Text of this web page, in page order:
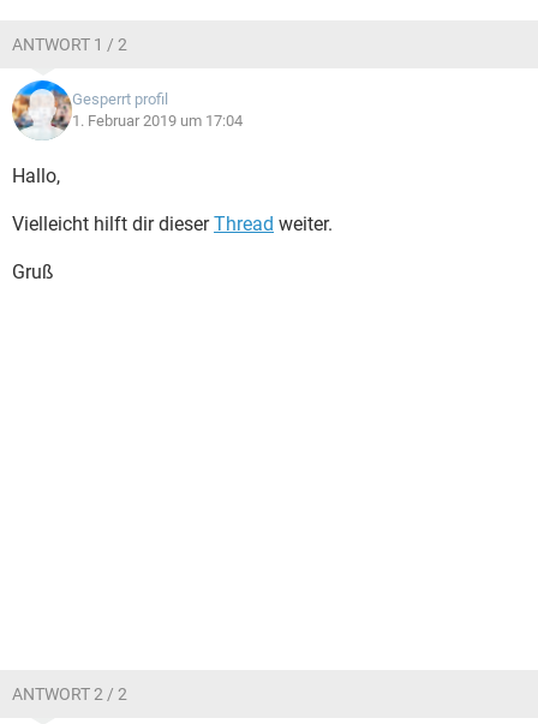
ANTWORT 1 / 2
Gesperrt profil
1. Februar 2019 um 17:04
Hallo,
Vielleicht hilft dir dieserThread weiter.
Gruß
ANTWORT 2 / 2